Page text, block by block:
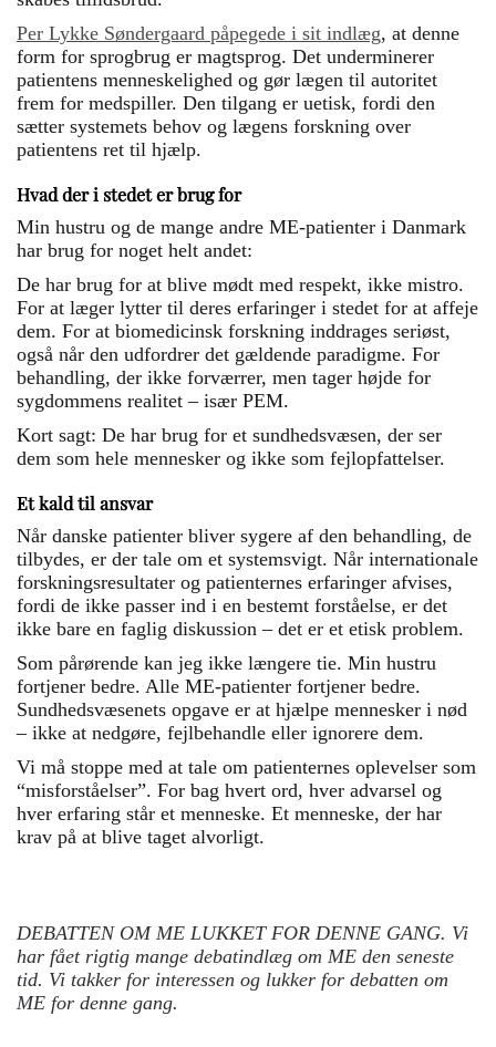
Per Lykke Søndergaard påpegede i sit indlæg, at denne
form for sprogbrug er magtsprog. Det underminerer
patientens menneskelighed og gør lægen til autoritet
frem for medspiller. Den tilgang er uetisk, fordi den
sætter systemets behov og lægens forskning over
patientens ret til hjælp.
Hvad der i stedet er brug for
Min hustru og de mange andre ME-patienter i Danmark
har brug for noget helt andet:
De har brug for at blive mødt med respekt, ikke mistro.
For at læger lytter til deres erfaringer i stedet for at affeje
dem. For at biomedicinsk forskning inddrages seriøst,
også når den udfordrer det gældende paradigme. For
behandling, der ikke forværrer, men tager højde for
sygdommens realitet – især PEM.
Kort sagt: De har brug for et sundhedsvæsen, der ser
dem som hele mennesker og ikke som fejlopfattelser.
Et kald til ansvar
Når danske patienter bliver sygere af den behandling, de
tilbydes, er der tale om et systemsvigt. Når internationale
forskningsresultater og patienternes erfaringer afvises,
fordi de ikke passer ind i en bestemt forståelse, er det
ikke bare en faglig diskussion – det er et etisk problem.
Som pårørende kan jeg ikke længere tie. Min hustru
fortjener bedre. Alle ME-patienter fortjener bedre.
Sundhedsvæsenets opgave er at hjælpe mennesker i nød
– ikke at nedgøre, fejlbehandle eller ignorere dem.
Vi må stoppe med at tale om patienternes oplevelser som
“misforståelser”. For bag hvert ord, hver advarsel og
hver erfaring står et menneske. Et menneske, der har
krav på at blive taget alvorligt.
DEBATTEN OM ME LUKKET FOR DENNE GANG. Vi
har fået rigtig mange debatindlæg om ME den seneste
tid. Vi takker for interessen og lukker for debatten om
ME for denne gang.